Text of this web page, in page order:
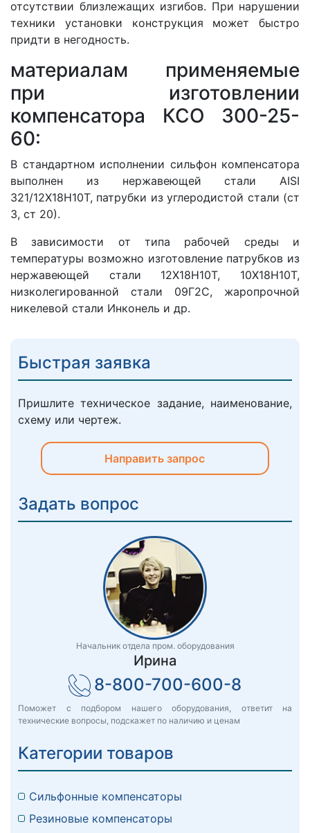
отсутствии близлежащих изгибов. При нарушении
техники установки конструкция может быстро
придти в негодность.
материалам применяемые
при изготовлении
компенсатора КСО 300-25-
60:
В стандартном исполнении сильфон компенсатора
выполнен из нержавеющей стали AISI
321/12Х18Н10Т, патрубки из углеродистой стали (ст
3, ст 20).
В зависимости от типа рабочей среды и
температуры возможно изготовление патрубков из
нержавеющей стали 12Х18Н10Т, 10Х18Н10Т,
низколегированной стали 09Г2С, жаропрочной
никелевой стали Инконель и др.
Быстрая заявка
Пришлите техническое задание, наименование,
схему или чертеж.
Направить запрос
Задать вопрос
Начальник отдела пром. оборудования
Ирина
8-800-700-600-8
Поможет с подбором нашего оборудования, ответит на
технические вопросы, подскажет по наличию и ценам
Категории товаров
Сильфонные компенсаторы
Резиновые компенсаторы